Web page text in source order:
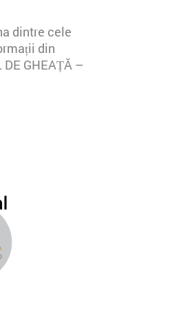
dintre cele
din
GHEAȚĂ –